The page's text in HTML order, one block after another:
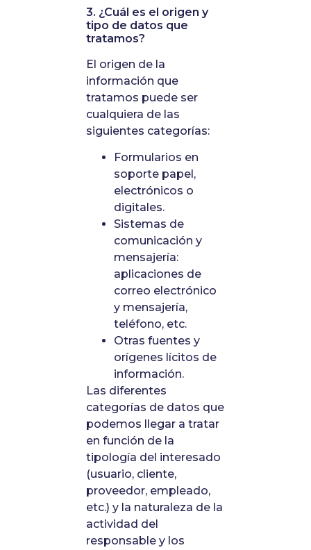
3. ¿Cuál es el origen y
tipo de datos que
tratamos?
El origen de la
información que
tratamos puede ser
cualquiera de las
siguientes categorías:
Formularios en
soporte papel,
electrónicos o
digitales.
Sistemas de
comunicación y
mensajería:
aplicaciones de
correo electrónico
y mensajería,
teléfono, etc.
Otras fuentes y
orígenes lícitos de
información.
Las diferentes
categorías de datos que
podemos llegar a tratar
en función de la
tipología del interesado
(usuario, cliente,
proveedor, empleado,
etc.) y la naturaleza de la
actividad del
responsable y los